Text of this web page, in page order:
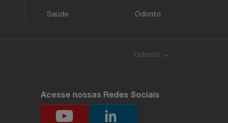
Saúde Odonto
Odonto
Acesse nossas Redes Sociais